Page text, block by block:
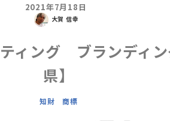
ィング ブランディ
県】
知財 商標
大賀 信幸
2021年7月18日